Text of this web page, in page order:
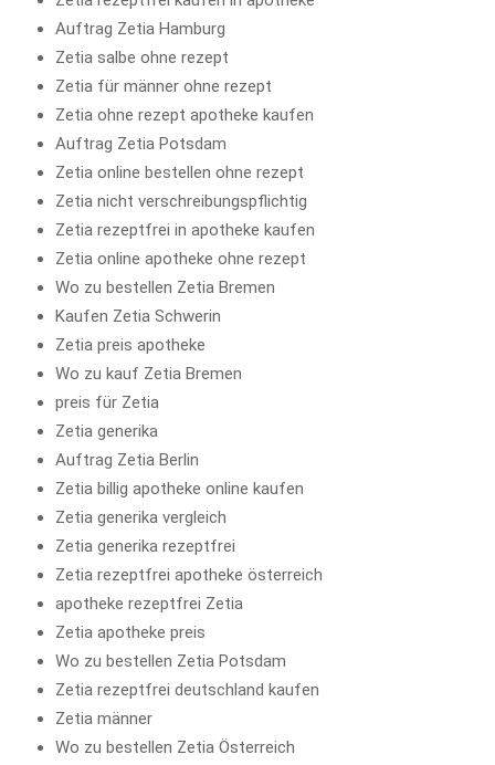
Auftrag Zetia Hamburg
Zetia salbe ohne rezept
Zetia für männer ohne rezept
Zetia ohne rezept apotheke kaufen
Auftrag Zetia Potsdam
Zetia online bestellen ohne rezept
Zetia nicht verschreibungspflichtig
Zetia rezeptfrei in apotheke kaufen
Zetia online apotheke ohne rezept
Wo zu bestellen Zetia Bremen
Kaufen Zetia Schwerin
Zetia preis apotheke
Wo zu kauf Zetia Bremen
preis für Zetia
Zetia generika
Auftrag Zetia Berlin
Zetia billig apotheke online kaufen
Zetia generika vergleich
Zetia generika rezeptfrei
Zetia rezeptfrei apotheke österreich
apotheke rezeptfrei Zetia
Zetia apotheke preis
Wo zu bestellen Zetia Potsdam
Zetia rezeptfrei deutschland kaufen
Zetia männer
Wo zu bestellen Zetia Österreich